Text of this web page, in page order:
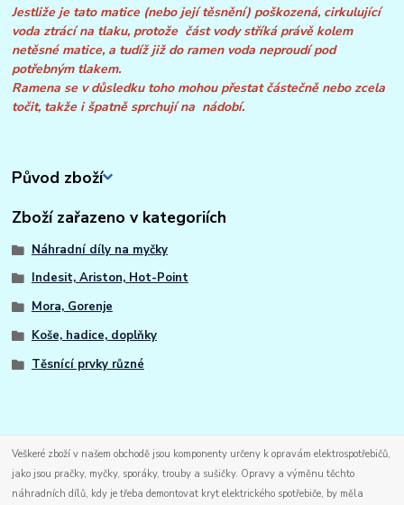
Jestliže je tato matice (nebo její těsnění) poškozená, cirkulující
voda ztrácí na tlaku, protože část vodystříká právě kolem
netěsné matice, a tudíž již do ramen voda neproudí pod
potřebným tlakem.
Ramena se v důsledku toho mohou přestat částečně nebo zcela
točit, takže i špatně sprchují na nádobí.
Původ zboží
Zboží zařazeno v kategoriích
Náhradní díly na myčky
Indesit, Ariston, Hot-Point
Mora, Gorenje
Koše, hadice, doplňky
Těsnící prvky různé
Veškeré zboží v našem obchodě jsou komponenty určeny k opravám elektrospotřebičů,
jako jsou pračky, myčky, sporáky, trouby a sušičky. Opravy a výměnu těchto
náhradních dílů, kdy je třeba demontovat kryt elektrického spotřebiče, by měla